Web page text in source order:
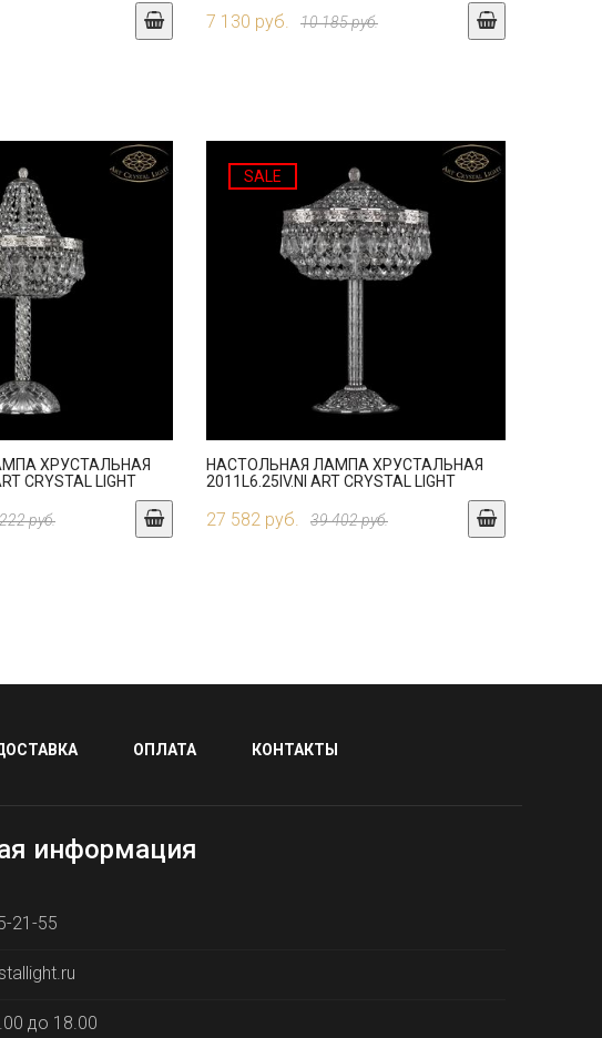
7 130 руб. 10 185 руб.
ХРУСТАЛЬНАЯ
CRYSTAL LIGHT
руб.
SALE
НАСТОЛЬНАЯ ЛАМПА ХРУСТАЛЬНАЯ
2011L6.25IV.NI ART CRYSTAL LIGHT
27 582 руб. 39 402 руб.
ОПЛАТА КОНТАКТЫ
информация
21-55
до 18.00